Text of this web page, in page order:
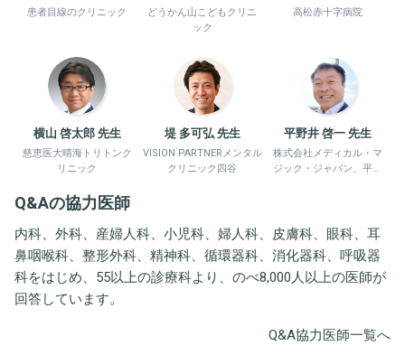
患者目線のクリニック
どうかん山こどもクリニ
ック
高松赤十字病院
横山 啓太郎 先生
慈恵医大晴海トリトンク
リニック
堤 多可弘 先生
VISION PARTNERメンタル
クリニック四谷
平野井 啓一 先生
株式会社メディカル・マ
ジック・ジャパン、平野
Q&Aの協力医師
内科、外科、産婦人科、小児科、婦人科、皮膚科、眼科、耳
鼻咽喉科、整形外科、精神科、循環器科、消化器科、呼吸器
科をはじめ、55以上の診療科より、のべ8,000人以上の医師が
回答しています。
Q&A協力医師一覧へ